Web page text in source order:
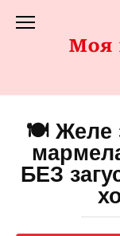
до
🍽️ Желе
БЕЗ